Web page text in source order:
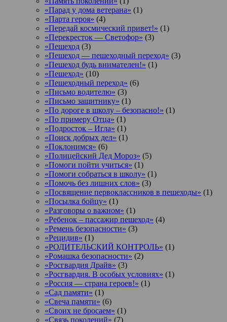
«Парад у дома ветерана» (1)
«Парта героя» (4)
«Передай космический привет!» (1)
«Перекресток — Светофор» (3)
«Пешеход (3)
«Пешеход — пешеходный переход» (3)
«Пешеход будь внимателен!» (1)
«Пешеход» (10)
«Пешеходный переход» (6)
«Письмо водителю» (3)
«Письмо защитнику» (1)
«По дороге в школу – безопасно!» (1)
«По примеру Отца» (1)
«Подросток ‒ Игла» (1)
«Поиск добрых дел» (1)
«Поклонимся» (6)
«Полицейский Дед Мороз» (5)
«Помоги пойти учиться» (1)
«Помоги собраться в школу» (1)
«Помочь без лишних слов» (3)
«Посвящение первоклассников в пешеходы» (1)
«Посылка бойцу» (1)
«Разговоры о важном» (1)
«Ребенок – пассажир пешеход» (4)
«Ремень безопасности» (3)
«Рецидив» (1)
«РОДИТЕЛЬСКИЙ КОНТРОЛЬ» (1)
«Ромашка безопасности» (2)
«Росгвардия Драйв» (3)
«Росгвардия. В особых условиях» (1)
«Россия — страна героев!» (1)
«Сад памяти» (1)
«Свеча памяти» (6)
«Своих не бросаем» (1)
«Связь поколений» (7)